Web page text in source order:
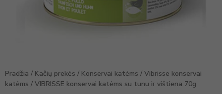
Pradžia / Kačių prekės / Konservai katėms / Vibrisse konservai
katėms / VIBRISSE konservai katėms su tunu ir vištiena 70g